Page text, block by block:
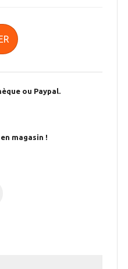
ou Paypal.
magasin !